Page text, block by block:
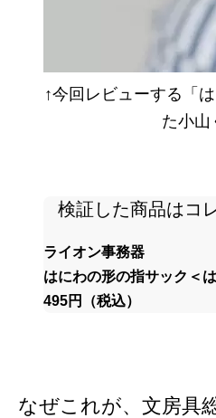
↑今回レビューする「
た小山
検証した商品はコ
ライオン事務器
はにわの形の指サック＜
495円（税込）
なぜこれが、文房具